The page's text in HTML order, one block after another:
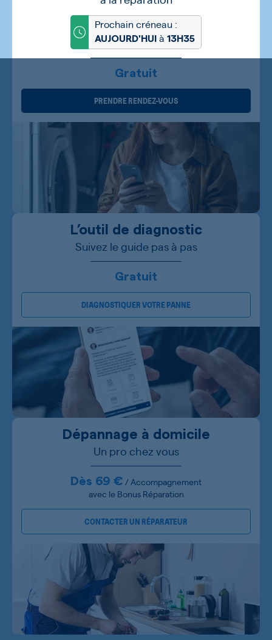
Prochain créneau :
AUJOURD'HUI à 13H35
Gratuit
PRENDRE RENDEZ-VOUS
L’outil de diagnostic
Suivez le guide pas à pas
Gratuit
DIAGNOSTIQUER VOTRE PANNE
Dépannage à domicile
Un pro chez vous
Dès 69 € / Accompagnement
avec le Bonus Réparation
CONTACTER UN RÉPARATEUR